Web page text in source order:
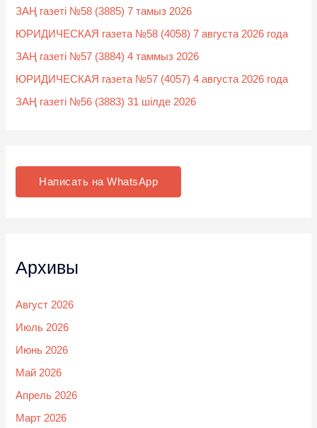
ЗАҢ газеті №58 (3885) 7 тамыз 2026
ЮРИДИЧЕСКАЯ газета №58 (4058) 7 августа 2026 года
ЗАҢ газеті №57 (3884) 4 таммыз 2026
ЮРИДИЧЕСКАЯ газета №57 (4057) 4 августа 2026 года
ЗАҢ газеті №56 (3883) 31 шілде 2026
Написать на WhatsApp
Архивы
Август 2026
Июль 2026
Июнь 2026
Май 2026
Апрель 2026
Март 2026